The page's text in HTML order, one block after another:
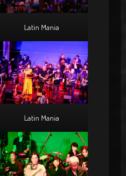
Latin Mania
Latin Mania